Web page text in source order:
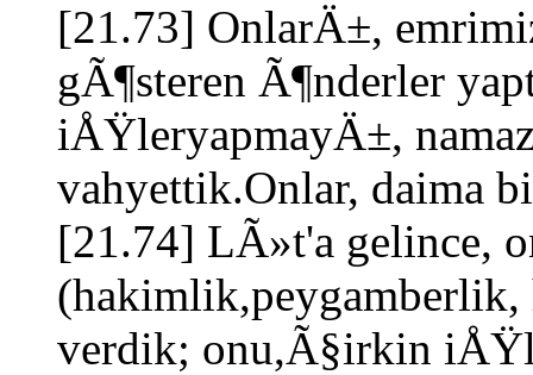
[21.73] OnlarÄ±,
gÃ¶steren Ã¶nderler
iÅŸleryapmayÄ±,
vahyettik.Onlar, daima
[21.74] LÃ»t'a gelince,
verdik; onu,Ã§irkin